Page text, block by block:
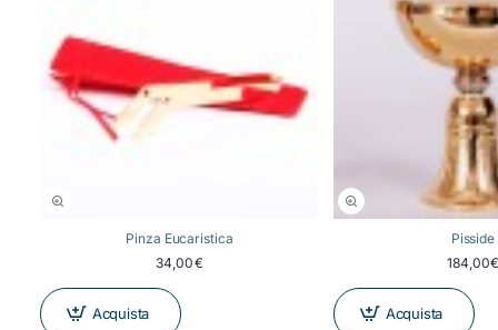
Pinza Eucaristica
34,00€
Acquista
Pisside
Acquista